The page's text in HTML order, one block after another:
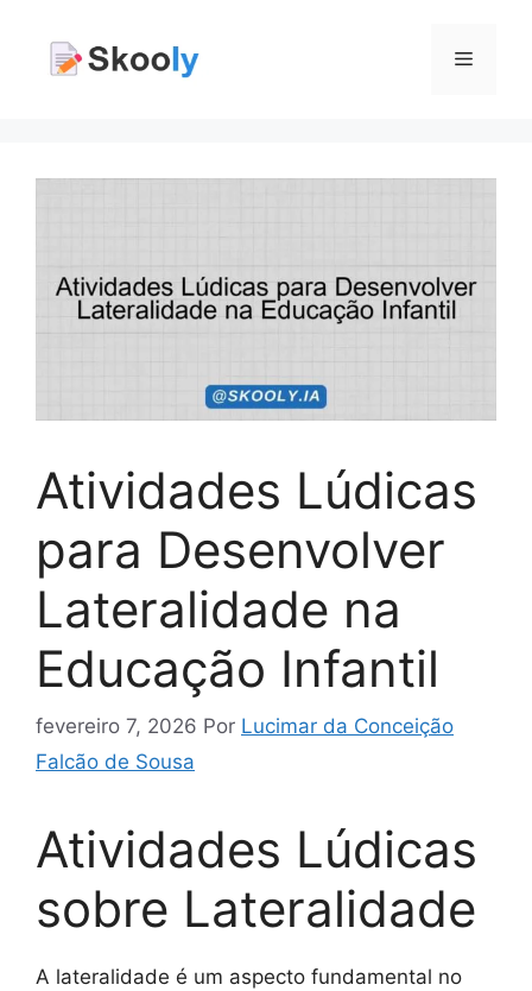
Menu
Atividades Lúdicas
para Desenvolver
Lateralidade na
Educação Infantil
fevereiro 7, 2026 Por Lucimar da Conceição
Falcão de Sousa
Atividades Lúdicas
sobre Lateralidade
A lateralidade é um aspecto fundamental no